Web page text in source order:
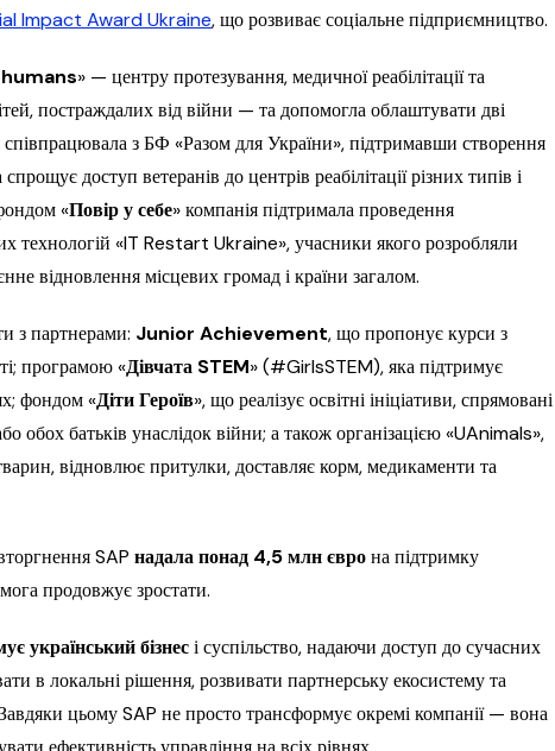
Impact Award Ukraine, що розвиває соціальне підприємництво.
» — центру протезування, медичної реабілітації та
постраждалих від війни — та допомогла облаштувати дві
співпрацювала з БФ «Разом для України», підтримавши створення
доступ ветеранів до центрів реабілітації різних типів і
«Повір у себе» компанія підтримала проведення
технологій «IT Restart Ukraine», учасники якого розробляли
відновлення місцевих громад і країни загалом.
з партнерами: Junior Achievement, що пропонує курси з
програмою «Дівчата STEM» (#GirlsSTEM), яка підтримує
фондом «Діти Героїв», що реалізує освітні ініціативи, спрямовані
обох батьків унаслідок війни; а також організацією «UAnimals»,
відновлює притулки, доставляє корм, медикаменти та
SAP надала понад 4,5 млн єврона підтримку
продовжує зростати.
український бізнесі суспільство, надаючи доступ до сучасних
в локальні рішення, розвивати партнерську екосистему та
цьому SAP не просто трансформує окремі компанії — вона